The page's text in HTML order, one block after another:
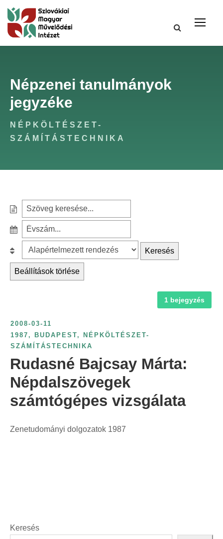
Népzenei tanulmányok
jegyzéke
NÉPKÖLTÉSZET-
SZÁMÍTÁSTECHNIKA
e
c
h
:
z
é
v
s
z
á
m
s
z
r
e
s
l
á
:
Keresés
Beállítások törlése
1 bejegyzés
2008-03-11
1987 , BUDAPEST, NÉPKÖLTÉSZET-
SZÁMÍTÁSTECHNIKA
Rudasné Bajcsay Márta:
Népdalszövegek
számtógépes vizsgálata
Zenetudományi dolgozatok 1987
Keresés